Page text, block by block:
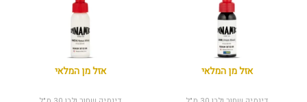
אזל מן המלאי אזל מן המלאי